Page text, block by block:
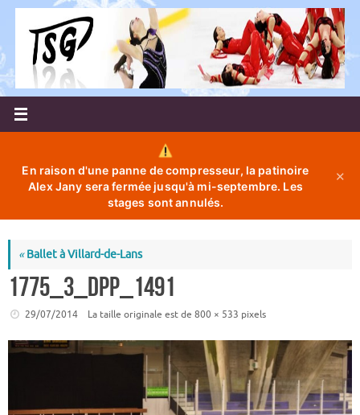
Passer
contenu
En raison d'une panne de compresseur, la patinoire
Alex Jany sera fermée jusqu'à mi-septembre. Les
stages sont annulés.
✕
«Ballet à Villard-de-Lans
1775_3_dpp_1491
29/07/2014 La taille originale est de 800 × 533 pixels